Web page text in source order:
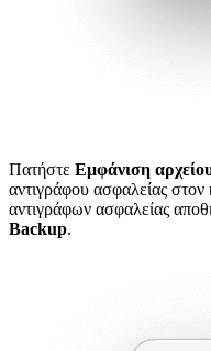
Πατήστε Εμφάνιση
αντιγράφου ασφαλείας
αντιγράφων ασφαλείας
Backup.